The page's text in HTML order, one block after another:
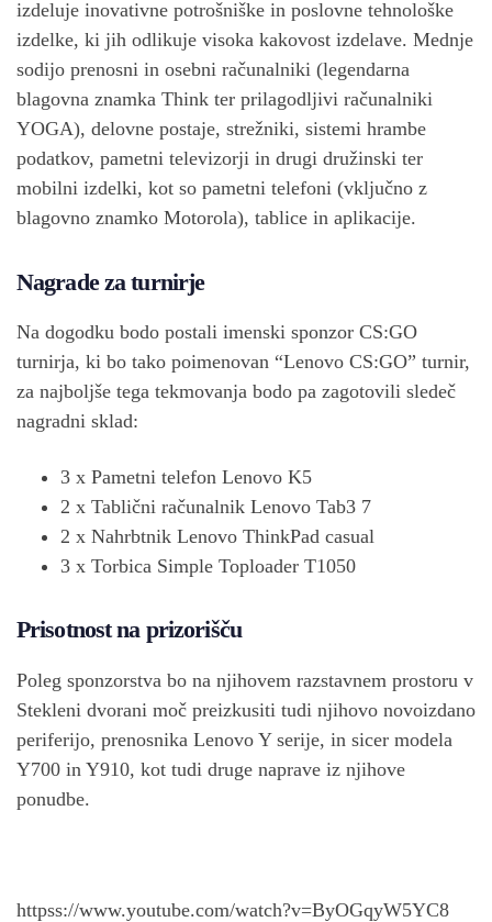
izdeluje inovativne potrošniške in poslovne tehnološke
izdelke, ki jih odlikuje visoka kakovost izdelave. Mednje
sodijo prenosni in osebni računalniki (legendarna
blagovna znamka Think ter prilagodljivi računalniki
YOGA), delovne postaje, strežniki, sistemi hrambe
podatkov, pametni televizorji in drugi družinski ter
mobilni izdelki, kot so pametni telefoni (vključno z
blagovno znamko Motorola), tablice in aplikacije.
Nagrade za turnirje
Na dogodku bodo postali imenski sponzor CS:GO
turnirja, ki bo tako poimenovan “Lenovo CS:GO” turnir,
za najboljše tega tekmovanja bodo pa zagotovili sledeč
nagradni sklad:
3 x Pametni telefon Lenovo K5
2 x Tablični računalnik Lenovo Tab3 7
2 x Nahrbtnik Lenovo ThinkPad casual
3 x Torbica Simple Toploader T1050
Prisotnost na prizorišču
Poleg sponzorstva bo na njihovem razstavnem prostoru v
Stekleni dvorani moč preizkusiti tudi njihovo novoizdano
periferijo, prenosnika Lenovo Y serije, in sicer modela
Y700 in Y910, kot tudi druge naprave iz njihove
ponudbe.
httpss://www.youtube.com/watch?v=ByOGqyW5YC8